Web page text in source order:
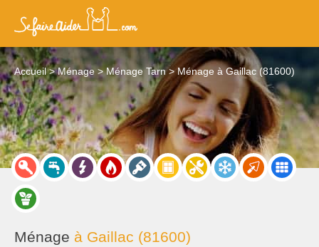
Accueil Ménage Ménage Tarn Ménage à Gaillac (81600)
Ménage à Gaillac (81600)